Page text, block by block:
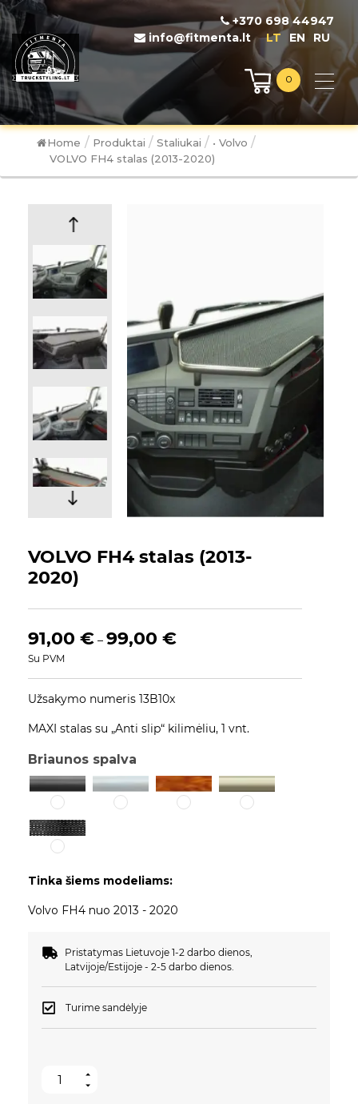
+370 698 44947
info@fitmenta.lt
LT EN RU
0
Home / Produktai / Staliukai / • Volvo /
VOLVO FH4 stalas (2013-2020)
VOLVO FH4 stalas (2013-
2020)
91,00 € – 99,00 €
Su PVM
Užsakymo numeris 13B10x
MAXI stalas su „Anti slip“ kilimėliu, 1 vnt.
Briaunos spalva
Tinka šiems modeliams:
Volvo FH4 nuo 2013 - 2020
Pristatymas Lietuvoje 1-2 darbo dienos,
Latvijoje/Estijoje - 2-5 darbo dienos.
Turime sandėlyje